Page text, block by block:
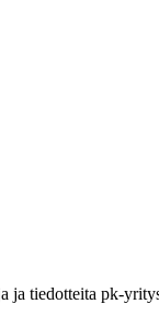
ja tiedotteita pk-